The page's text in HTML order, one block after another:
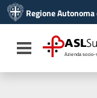
Vai al menu di
Vai al footer
Regione
Toggle navigation
ASL
Azienda